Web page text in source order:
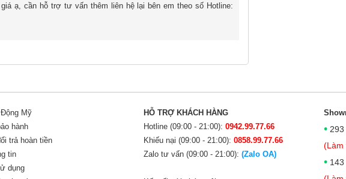
GPU, đặc biệt trong các tác vụ xử lý đồ họa nặng.
ạ, cần hỗ trợ tư vấn thêm liên hệ lại bên em theo số Hotline:
Mỹ
hành
trả hoàn tiền
tin
dụng
HỖ TRỢ KHÁCH HÀNG
Hotline (09:00 - 21:00): 0942.99.77.66
Khiếu nại (09:00 - 21:00): 0858.99.77.66
Zalo tư vấn (09:00 - 21:00): (Zalo OA)
•
(Làm
•